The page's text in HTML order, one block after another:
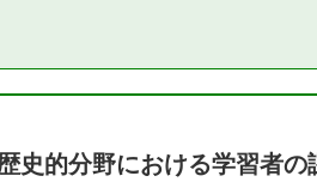
史的分野における学習者